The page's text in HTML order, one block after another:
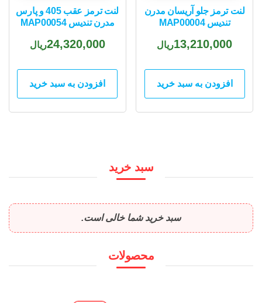
لنت ترمز جلو آریسان مدرن
تندیس MAP00004
13,210,000ریال
افزودن به سبد خرید
لنت ترمز عقب 405 و پارس
مدرن تندیس MAP00054
24,320,000ریال
افزودن به سبد خرید
سبد خرید
سبد خرید شما خالی است.
محصولات